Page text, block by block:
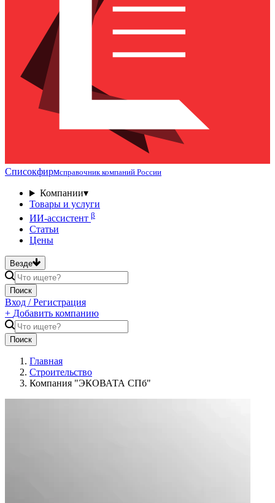
Списокфирмсправочник компаний России
Компании▾
Товары и услуги
ИИ-ассистент β
Статьи
Цены
Везде
Поиск
Вход / Регистрация
+ Добавить компанию
Поиск
Главная
Строительство
Компания "ЭКОВАТА СПб"